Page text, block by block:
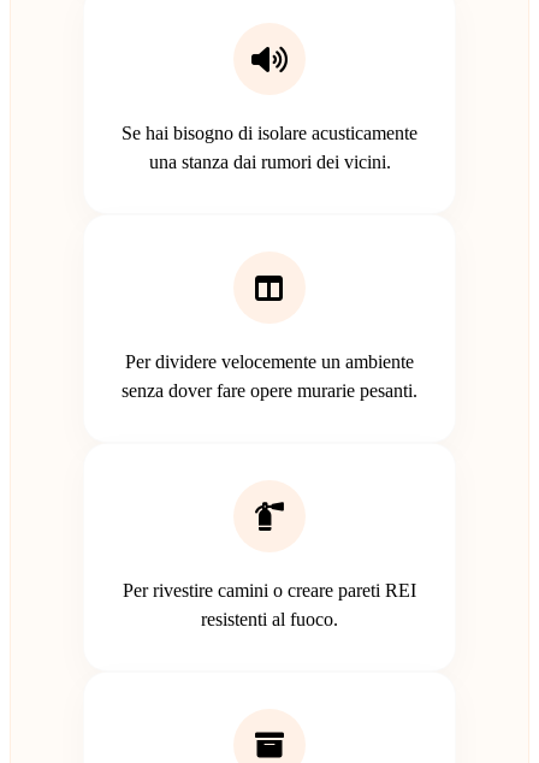
Se hai bisogno di isolare acusticamente
una stanza dai rumori dei vicini.
Per dividere velocemente un ambiente
senza dover fare opere murarie pesanti.
Per rivestire camini o creare pareti REI
resistenti al fuoco.